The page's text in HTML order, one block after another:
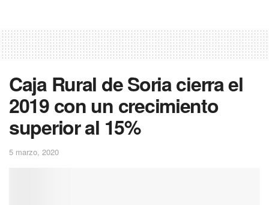
Caja Rural de Soria cierra el
2019 con un crecimiento
superior al 15%
5 marzo, 2020